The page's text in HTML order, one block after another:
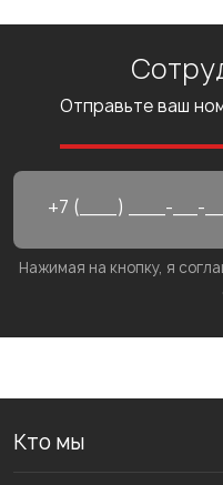
Отправьте ваш
Нажимая на кнопку, я
Кто мы